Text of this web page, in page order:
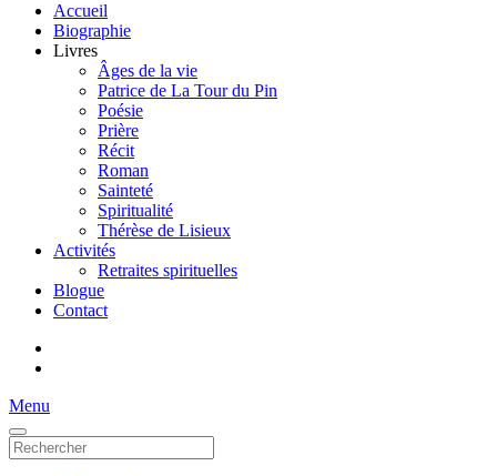
Accueil
Biographie
Livres
Âges de la vie
Patrice de La Tour du Pin
Poésie
Prière
Récit
Roman
Sainteté
Spiritualité
Thérèse de Lisieux
Activités
Retraites spirituelles
Blogue
Contact
Menu